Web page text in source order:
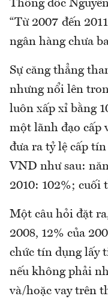
Thống đốc
“Từ 2007 đến
ngân hàng chưa
Sự căng thẳng
nhưng nổi lên
luôn xấp xỉ bằng
một lãnh đạo cấp
đưa ra tỷ lệ cấp
VND như sau:
2010: 102%; cuối
Một câu hỏi đặt
2008, 12% của
chức tín dụng lấy
nếu không phải
và/hoặc vay trên